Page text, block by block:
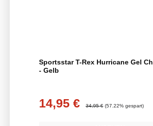
Sportsstar T-Rex Hurricane Gel
- Gelb
Verkaufspreis:
14,95 € Regulärer Preis:
34,95 € (57.22% gespart)